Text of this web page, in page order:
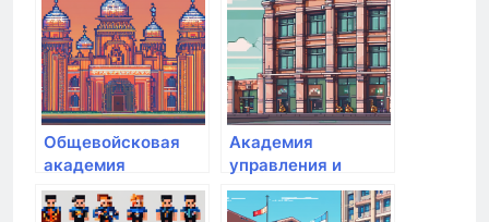
Общевойсковая
академия
Вооруженных сил
РФ
Академия
управления и
производства